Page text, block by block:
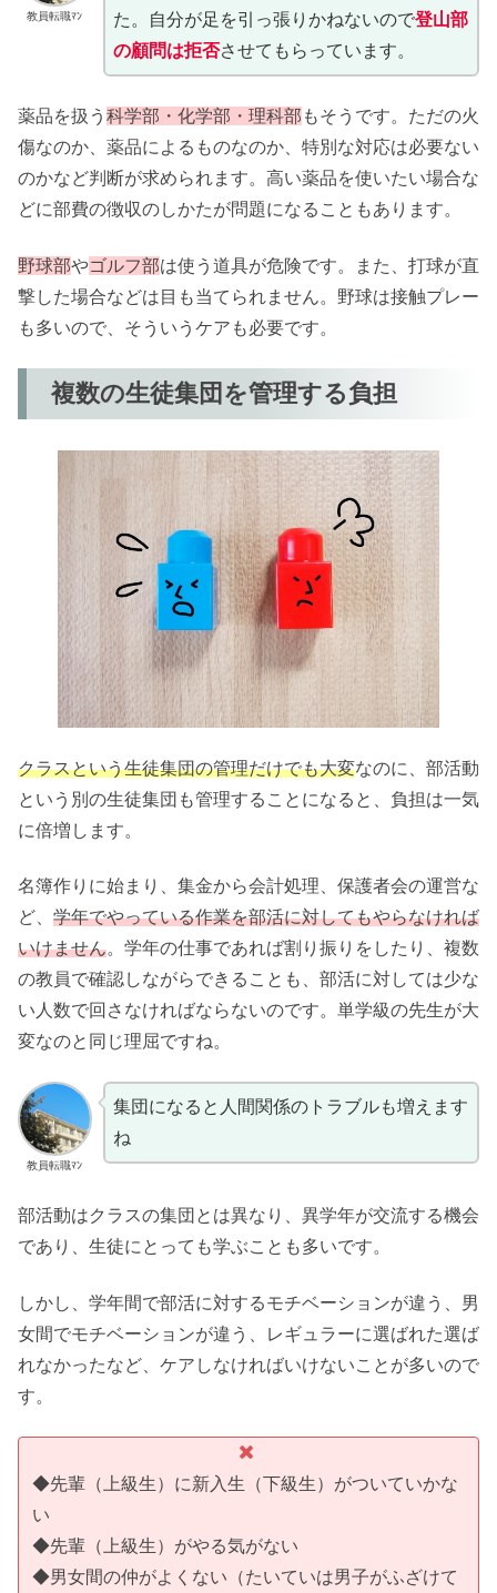
教員転職ﾏﾝ た。自分が足を引っ張りかねないので登山部
の顧問は拒否させてもらっています。
薬品を扱う 科学部・化学部・理科部 もそうです。ただの火
傷なのか、薬品によるものなのか、特別な対応は必要ない
のかなど判断が求められます。高い薬品を使いたい場合な
どに部費の徴収のしかたが問題になることもあります。
野球部やゴルフ部は使う道具が危険です。また、打球が直
撃した場合などは目も当てられません。野球は接触プレー
も多いので、そういうケアも必要です。
複数の生徒集団を管理する負担
クラスという生徒集団の管理だけでも大変なのに、部活動
という別の生徒集団も管理することになると、負担は一気
に倍増します。
名簿作りに始まり、集金から会計処理、保護者会の運営な
ど、 学年でやっている作業を部活に対してもやらなければ
いけません。学年の仕事であれば割り振りをしたり、複数
の教員で確認しながらできることも、部活に対しては少な
い人数で回さなければならないのです。単学級の先生が大
変なのと同じ理屈ですね。
教員転職ﾏﾝ
集団になると人間関係のトラブルも増えます
ね
部活動はクラスの集団とは異なり、異学年が交流する機会
であり、生徒にとっても学ぶことも多いです。
しかし、学年間で部活に対するモチベーションが違う、男
女間でモチベーションが違う、レギュラーに選ばれた選ば
れなかったなど、ケアしなければいけないことが多いので
す。
◆先輩（上級生）に新入生（下級生）がついていかな
い
◆先輩（上級生）がやる気がない
◆男女間の仲がよくない（たいていは男子がふざけて